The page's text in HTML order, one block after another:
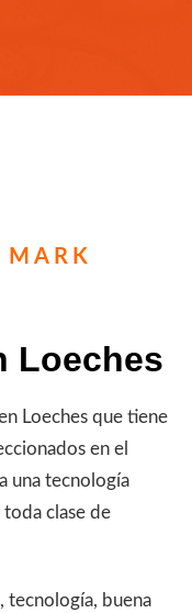
Loeches
Loeches que tiene
en el
una tecnología
clase de
tecnología, buena